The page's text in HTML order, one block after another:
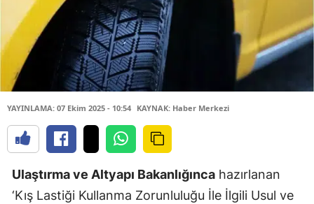
YAYINLAMA: 07 Ekim 2025 - 10:54 KAYNAK: Haber Merkezi
Ulaştırma ve Altyapı Bakanlığınca hazırlanan
‘Kış Lastiği Kullanma Zorunluluğu İle İlgili Usul ve